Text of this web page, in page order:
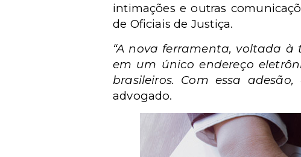
intimações e outras
de Oficiais de Justiça.
“A nova ferramenta, voltada
em um único endereço
brasileiros. Com essa
advogado.